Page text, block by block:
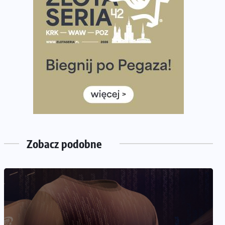
Już w ten weekend! Przed nami Nocny Portowy
Maraton i Półmaraton Szczeciński. Wszystko, co warto
Medal i koszulka 35. Biegu Powstania Warszawskiego.
Na listach startowych są jeszcze wolne miejsca
Jak zaplanować domowe cardio bez przepełniania
mieszkania sprzętem
Zobacz podobne
NADCHODZĄCE IMPREZY WYDARZENIA